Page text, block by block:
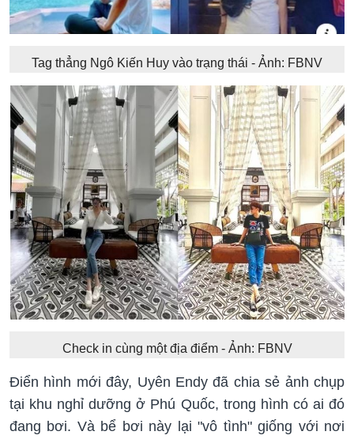
Tag thẳng Ngô Kiến Huy vào trạng thái - Ảnh: FBNV
Check in cùng một địa điểm - Ảnh: FBNV
Điển hình mới đây, Uyên Endy đã chia sẻ ảnh chụp
tại khu nghỉ dưỡng ở Phú Quốc, trong hình có ai đó
đang bơi. Và bể bơi này lại "vô tình" giống với nơi